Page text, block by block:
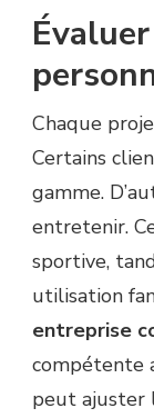
Chaque
Certains
gamme.
entretenir.
sportive,
utilisation
entreprise
compétente
peut ajuster